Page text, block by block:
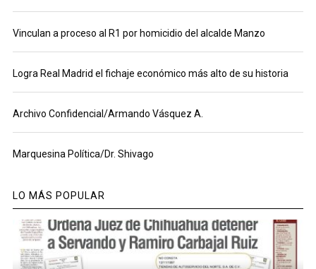
Vinculan a proceso al R1 por homicidio del alcalde Manzo
Logra Real Madrid el fichaje económico más alto de su historia
Archivo Confidencial/Armando Vásquez A.
Marquesina Política/Dr. Shivago
LO MÁS POPULAR